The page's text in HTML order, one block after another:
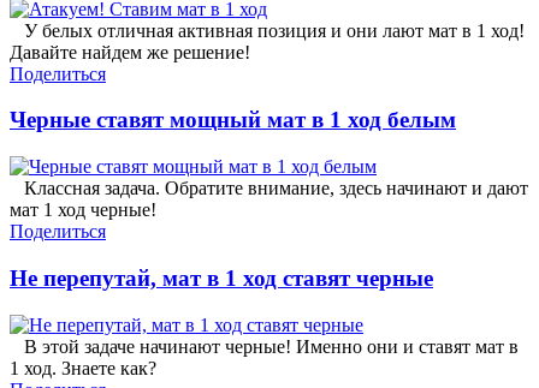
У белых отличная активная позиция и они лают мат в 1 ход!
Давайте найдем же решение!
Поделиться
Черные ставят мощный мат в 1 ход белым
Классная задача. Обратите внимание, здесь начинают и дают
мат 1 ход черные!
Поделиться
Не перепутай, мат в 1 ход ставят черные
В этой задаче начинают черные! Именно они и ставят мат в
1 ход. Знаете как?